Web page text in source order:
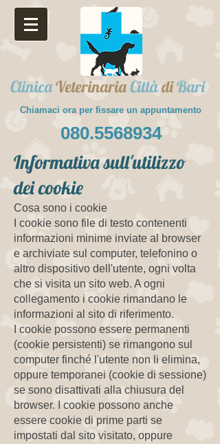
ClinicaVeterinariaCittàdiBari
Chiamaci ora per fissare un appuntamento
080.5568934
Informativa sull'utilizzo
dei cookie
Cosa sono i cookie
I cookie sono file di testo contenenti
informazioni minime inviate al browser
e archiviate sul computer, telefonino o
altro dispositivo dell'utente, ogni volta
che si visita un sito web. A ogni
collegamento i cookie rimandano le
informazioni al sito di riferimento.
I cookie possono essere permanenti
(cookie persistenti) se rimangono sul
computer finché l'utente non li elimina,
oppure temporanei (cookie di sessione)
se sono disattivati alla chiusura del
browser. I cookie possono anche
essere cookie di prime parti se
impostati dal sito visitato, oppure